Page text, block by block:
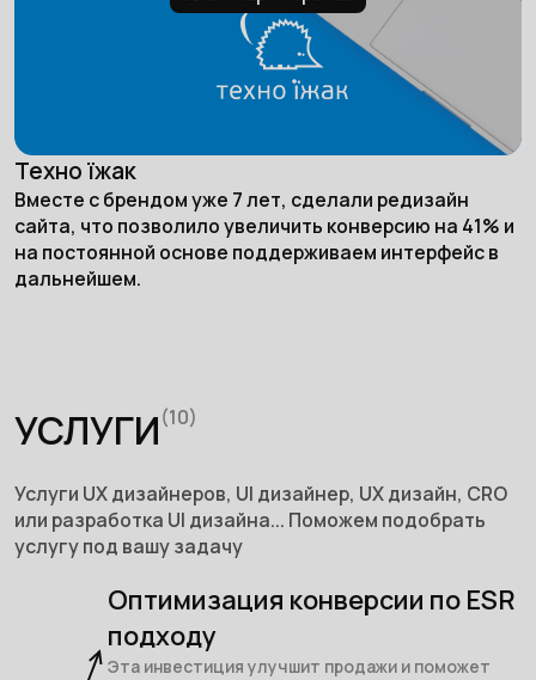
Техно їжак
Вместе с брендом уже 7 лет, сделали редизайн
сайта, что позволило увеличить конверсию на 41% и
на постоянной основе поддерживаем интерфейс в
дальнейшем.
УСЛУГИ(10)
Услуги UX дизайнеров, UI дизайнер, UX дизайн, CRO
или разработка UI дизайна... Поможем подобрать
услугу под вашу задачу
Оптимизация конверсии по ESR
подходу
Эта инвестиция улучшит продажи и поможет